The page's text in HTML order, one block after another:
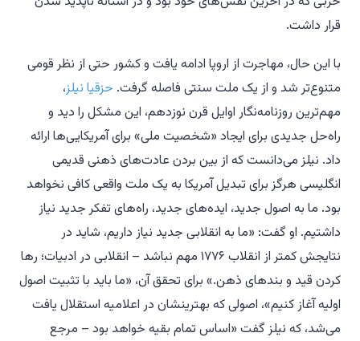
قرار داشت.
با این حال، مهاجرت از اروپا ادامه یافت و کشور حتی از نظر قومی
متنوع‌تر شد و از یک ملت سنتی فاصله گرفت. حزقیا نیلز،
مهم‌ترین روزنامه‌نگار اوایل قرن نوزدهم، این مشکل را دید و
راه‌حل جدیدی برای ایجاد «شخصیت ملی» برای آمریکایی‌ها ارائه
داد. نیلز می‌دانست که از بین بردن عادت‌های ذهنی قدیمی
انگلیسی هرگز برای تبدیل آمریکا به یک ملت واقعی کافی نخواهد
بود. ما به اصول جدید، ایده‌های جدید، راه‌های تفکر جدید نیاز
داشتیم. او گفت: «ما به انقلابی جدید نیاز داریم، شاید در
نتایجش کمتر از انقلاب ۱۷۷۶ مهم نباشد – انقلابی در ادبیات؛ رها
کردن قید و بندهای ذهن.» برای تحقق آن، «ما باید با تثبیت اصول
اولیه آغاز کنیم»، اصولی که بهترینشان در اعلامیه استقلال یافت
می‌شد، که نیلز گفت «اساس تمام بقیه خواهد بود – مرجع